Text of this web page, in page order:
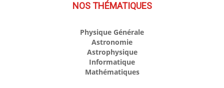
NOS THÉMATIQUES
Physique Générale
Astronomie
Astrophysique
Informatique
Mathématiques